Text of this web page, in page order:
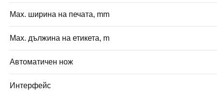
Мах. ширина на печата, mm
Мах. дължина на етикета, m
Автоматичен нож
Интерфейс